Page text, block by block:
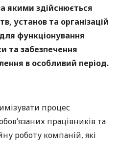
якими здійснюється
установ та організацій
функціонування
та забезпечення
в особливий період.
процес
працівників та
роботу компаній, які